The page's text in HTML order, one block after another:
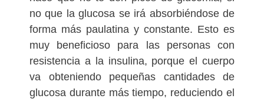
no que la glucosa se irá absorbiéndose de
forma más paulatina y constante. Esto es
muy beneficioso para las personas con
resistencia a la insulina, porque el cuerpo
va obteniendo pequeñas cantidades de
glucosa durante más tiempo, reduciendo el